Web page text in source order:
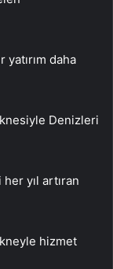
yatırım daha
Denizleri
yıl artıran
hizmet